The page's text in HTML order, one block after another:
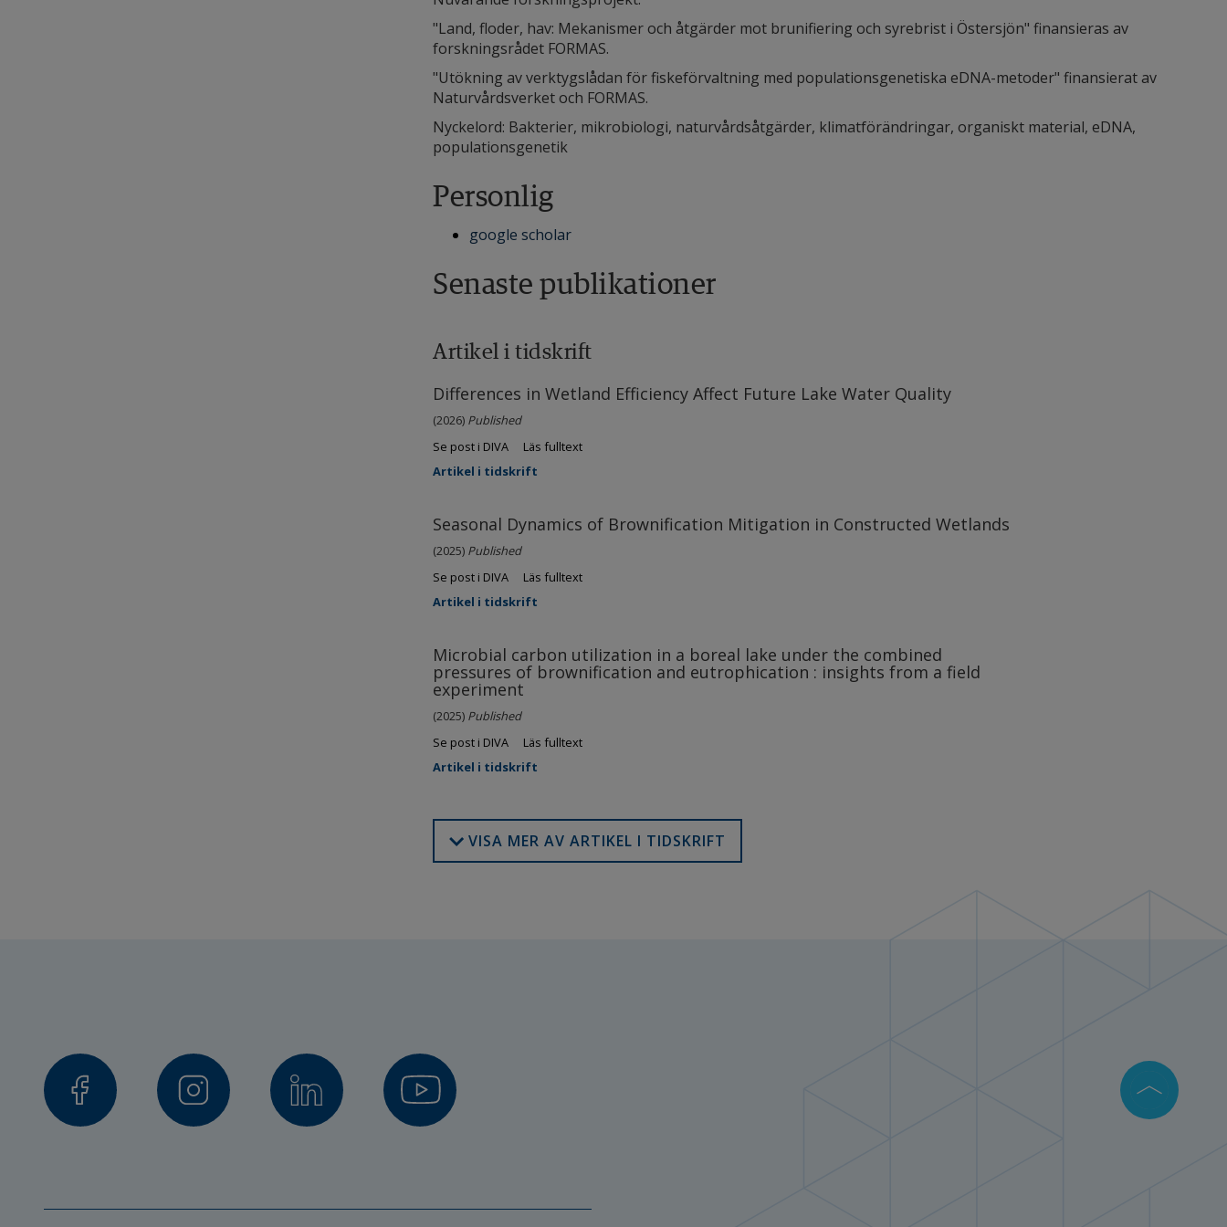
"Land, floder, hav: Mekanismer och åtgärder mot brunifiering och syrebrist i Östersjön" finansieras av
forskningsrådet FORMAS.
"Utökning av verktygslådan för fiskeförvaltning med populationsgenetiska eDNA-metoder" finansierat av
Naturvårdsverket och FORMAS.
Nyckelord: Bakterier, mikrobiologi, naturvårdsåtgärder, klimatförändringar, organiskt material, eDNA,
populationsgenetik
Personlig
google scholar
Senaste publikationer
Artikel i tidskrift
Differences in Wetland Efficiency Affect Future Lake Water Quality
(2026) Published
Se post i DIVA
Läs fulltext
Artikel i tidskrift
Seasonal Dynamics of Brownification Mitigation in Constructed Wetlands
(2025) Published
Se post i DIVA
Läs fulltext
Artikel i tidskrift
Microbial carbon utilization in a boreal lake under the combined
pressures of brownification and eutrophication : insights from a field
experiment
(2025) Published
Se post i DIVA
Läs fulltext
Artikel i tidskrift
VISA MER AV ARTIKEL I TIDSKRIFT